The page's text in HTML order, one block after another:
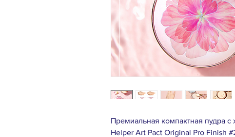
Премиальная компактная пудра
Helper Art Pact Original Pro Finish